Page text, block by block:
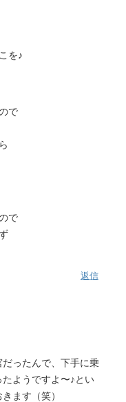
を♪
で
で
返信
ったんで、下手に乗
ようですよ〜♪とい
ます（笑）